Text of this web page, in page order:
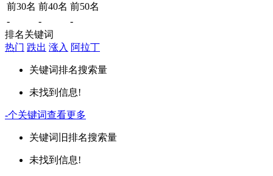
前30名 前40名 前50名
-
-
-
排名关键词
热门 跌出 涨入 阿拉丁
关键词排名搜索量
未找到信息!
-个关键词查看更多
关键词 旧排名搜索量
未找到信息!